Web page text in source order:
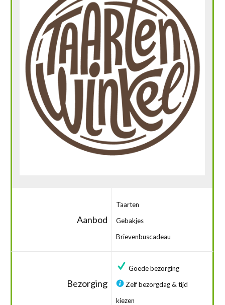
Aanbod
Taarten
Gebakjes
Brievenbuscadeau
Bezorging
Goede bezorging
Zelf bezorgdag & tijd
kiezen